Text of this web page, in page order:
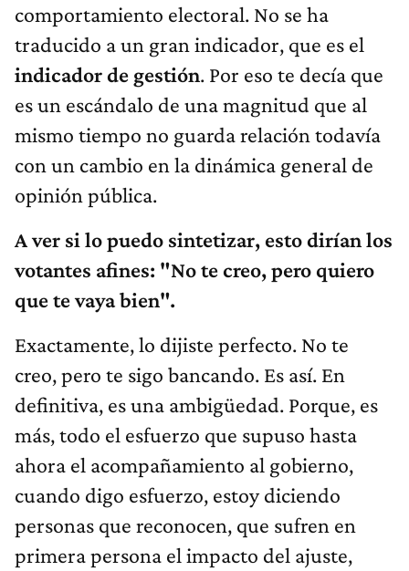
comportamiento electoral. No se ha
traducido a un gran indicador, que es el
indicador de gestión. Por eso te decía que
es un escándalo de una magnitud que al
mismo tiempo no guarda relación todavía
con un cambio en la dinámica general de
opinión pública.
A ver si lo puedo sintetizar, esto dirían los
votantes afines: "No te creo, pero quiero
que te vaya bien".
Exactamente, lo dijiste perfecto. No te
creo, pero te sigo bancando. Es así. En
definitiva, es una ambigüedad. Porque, es
más, todo el esfuerzo que supuso hasta
ahora el acompañamiento al gobierno,
cuando digo esfuerzo, estoy diciendo
personas que reconocen, que sufren en
primera persona el impacto del ajuste,